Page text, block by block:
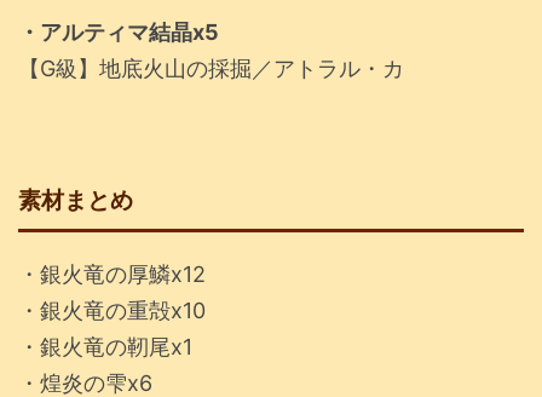
・アルティマ結晶x5
【G級】地底火山の採掘／アトラル・カ
素材まとめ
・銀火竜の厚鱗x12
・銀火竜の重殻x10
・銀火竜の靭尾x1
・煌炎の雫x6